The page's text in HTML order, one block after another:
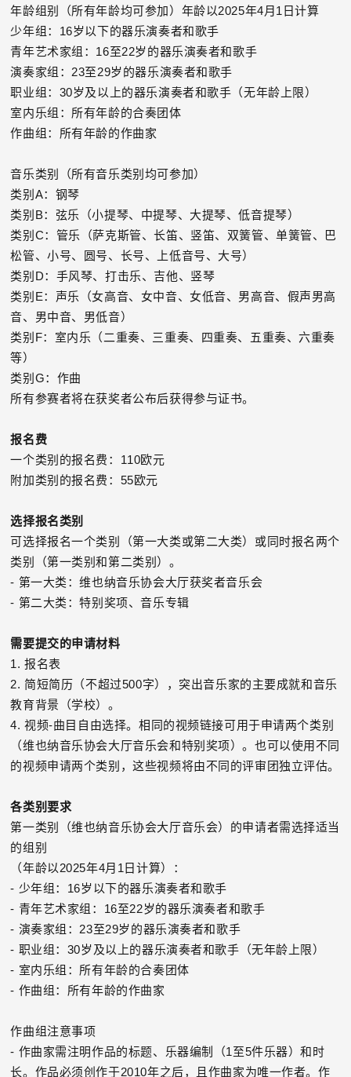
年龄组别（所有年龄均可参加）年龄以2025年4月1日计算
少年组：16岁以下的器乐演奏者和歌手
青年艺术家组：16至22岁的器乐演奏者和歌手
演奏家组：23至29岁的器乐演奏者和歌手
职业组：30岁及以上的器乐演奏者和歌手（无年龄上限）
室内乐组：所有年龄的合奏团体
作曲组：所有年龄的作曲家
音乐类别（所有音乐类别均可参加）
类别A：钢琴
类别B：弦乐（小提琴、中提琴、大提琴、低音提琴）
类别C：管乐（萨克斯管、长笛、竖笛、双簧管、单簧管、巴
松管、小号、圆号、长号、上低音号、大号）
类别D：手风琴、打击乐、吉他、竖琴
类别E：声乐（女高音、女中音、女低音、男高音、假声男高
音、男中音、男低音）
类别F：室内乐（二重奏、三重奏、四重奏、五重奏、六重奏
等）
类别G：作曲
所有参赛者将在获奖者公布后获得参与证书。
报名费
一个类别的报名费：110欧元
附加类别的报名费：55欧元
选择报名类别
可选择报名一个类别（第一大类或第二大类）或同时报名两个
类别（第一类别和第二类别）。
- 第一大类：维也纳音乐协会大厅获奖者音乐会
- 第二大类：特别奖项、音乐专辑
需要提交的申请材料
1. 报名表
2. 简短简历（不超过500字），突出音乐家的主要成就和音乐
教育背景（学校）。
4. 视频-曲目自由选择。相同的视频链接可用于申请两个类别
（维也纳音乐协会大厅音乐会和特别奖项）。也可以使用不同
的视频申请两个类别，这些视频将由不同的评审团独立评估。
各类别要求
第一类别（维也纳音乐协会大厅音乐会）的申请者需选择适当
的组别
（年龄以2025年4月1日计算）：
- 少年组：16岁以下的器乐演奏者和歌手
- 青年艺术家组：16至22岁的器乐演奏者和歌手
- 演奏家组：23至29岁的器乐演奏者和歌手
- 职业组：30岁及以上的器乐演奏者和歌手（无年龄上限）
- 室内乐组：所有年龄的合奏团体
- 作曲组：所有年龄的作曲家
作曲组注意事项
- 作曲家需注明作品的标题、乐器编制（1至5件乐器）和时
长。作品必须创作于2010年之后，且作曲家为唯一作者。作